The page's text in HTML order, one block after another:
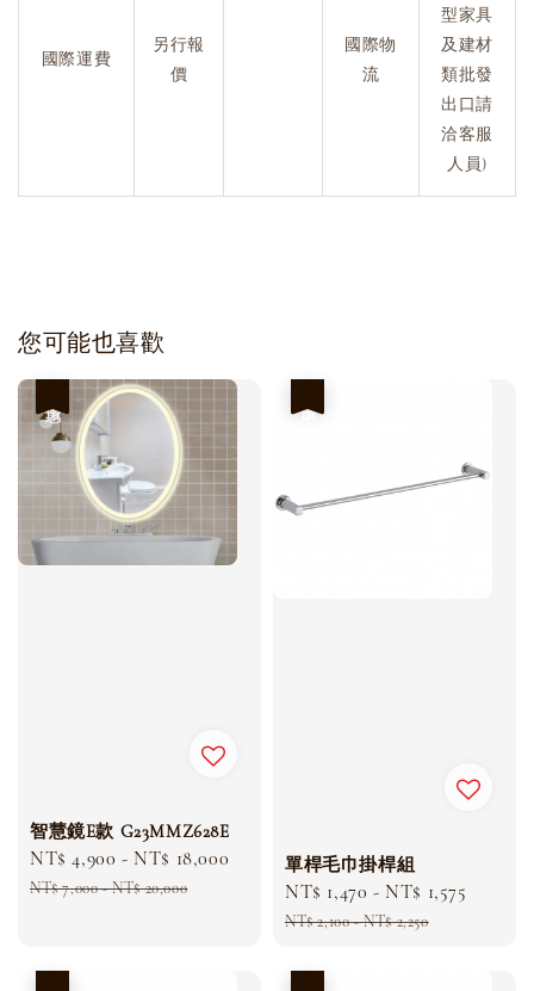
國際運費
另行報
價
國際物
流
型家具
及建材
類批發
出口請
洽客服
人員)
您可能也喜歡
智慧鏡E款 G23MMZ628E
Sale
price
NT$ 4,900 - NT$ 18,000
Regular
NT$ 7,000-NT$ 20,000
單桿毛巾掛桿組
Sale
price
NT$ 1,470 - NT$ 1,575
NT$ 2,100-NT$ 2,250